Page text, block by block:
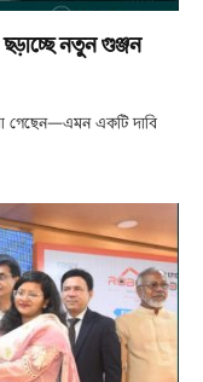
ছড়াচ্ছে নতুন গুঞ্জন
গেছেন—এমন একটি দাবি